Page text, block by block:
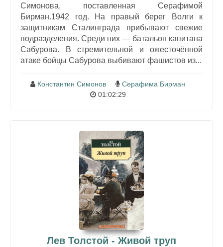
Симонова, поставленная Серафимой
Бирман.1942 год. На правый берег Волги к
защитникам Сталинграда прибывают свежие
подразделения. Среди них — батальон капитана
Сабурова. В стремительной и ожесточённой
атаке бойцы Сабурова выбивают фашистов из...
Константин Симонов
Серафима Бирман
01:02:29
Лев Толстой - Живой труп